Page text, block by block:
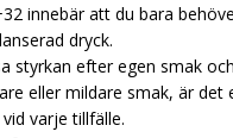
innebär att du bara
dryck.
styrkan efter egen smak
eller mildare smak, är
varje tillfälle.